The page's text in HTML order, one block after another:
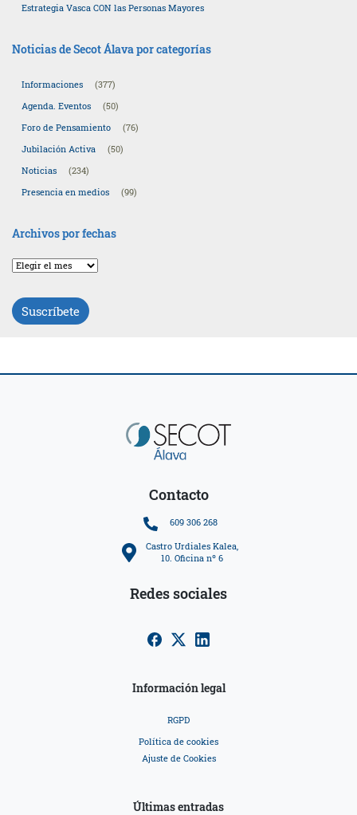
Estrategia Vasca CON las Personas Mayores
Noticias de Secot Álava por categorías
Informaciones
(377)
Agenda. Eventos
(50)
Foro de Pensamiento
(76)
Jubilación Activa
(50)
Noticias
(234)
Presencia en medios
(99)
Archivos por fechas
Archivos
por
Suscríbete
Contacto
609 306 268
Castro Urdiales Kalea,
10. Oficina nº 6
Redes sociales
Información legal
RGPD
Política de cookies
Ajuste de Cookies
Últimas entradas